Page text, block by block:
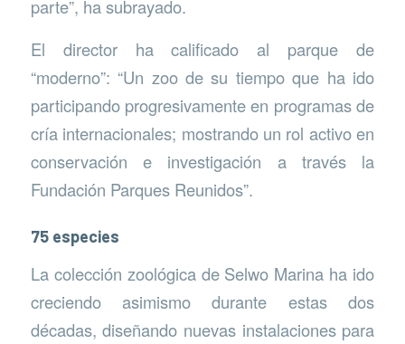
parte”, ha subrayado.
El director ha calificado al parque de
“moderno”: “Un zoo de su tiempo que ha ido
participando progresivamente en programas de
cría internacionales; mostrando un rol activo en
conservación e investigación a través la
Fundación Parques Reunidos”.
75 especies
La colección zoológica de Selwo Marina ha ido
creciendo asimismo durante estas dos
décadas, diseñando nuevas instalaciones para